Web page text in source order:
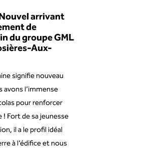
arrivant
de
du groupe GML
Aux-
signifie nouveau
l’immense
pour renforcer
Fort de sa jeunesse
il a le profil idéal
à l’édifice et nous